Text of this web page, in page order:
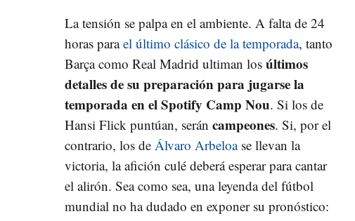
La tensión se palpa en el ambiente. A falta de 24
horas parael último clásico de la temporada, tanto
Barça como Real Madrid ultiman los últimos
detalles de su preparación para jugarse la
temporada en el Spotify Camp Nou. Si los de
Hansi Flick puntúan, serán campeones. Si, por el
contrario, los de Álvaro Arbeloase llevan la
victoria, la afición culé deberá esperar para cantar
el alirón. Sea como sea, una leyenda del fútbol
mundial no ha dudado en exponer su pronóstico: